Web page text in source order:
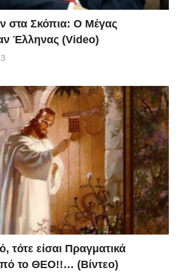
στα Σκόπια: Ο Μέγας
Έλληνας (Video)
τότε είσαι Πραγματικά
το ΘΕΟ!!… (Βίντεο)